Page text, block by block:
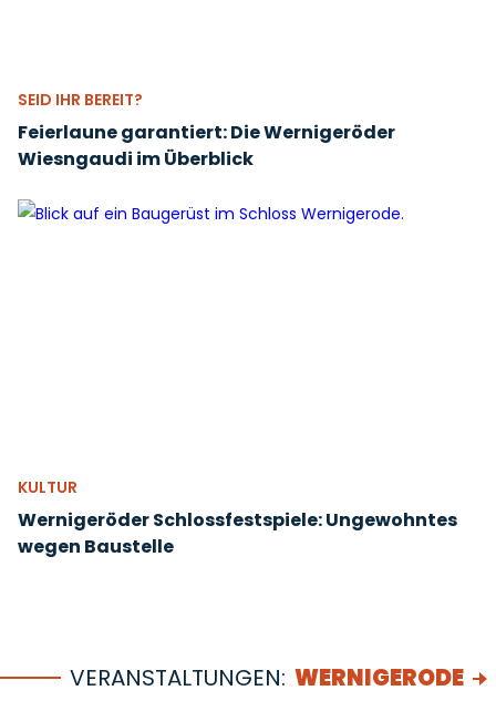
SEID IHR BEREIT?
Feierlaune garantiert: Die Wernigeröder
Wiesngaudi im Überblick
KULTUR
Wernigeröder Schlossfestspiele: Ungewohntes
wegen Baustelle
VERANSTALTUNGEN: WERNIGERODE